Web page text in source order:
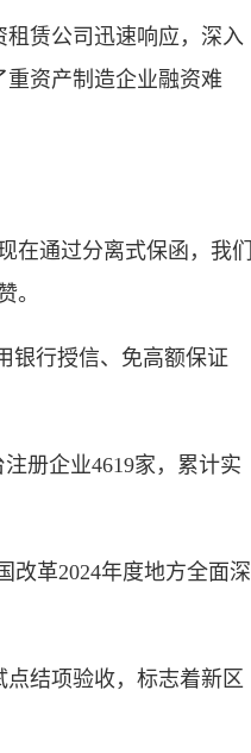
赁公司迅速响应，深入
资产制造企业融资难
通过分离式保函，我们
。
行授信、免高额保证
册企业4619家，累计实
革2024年度地方全面深
结项验收，标志着新区